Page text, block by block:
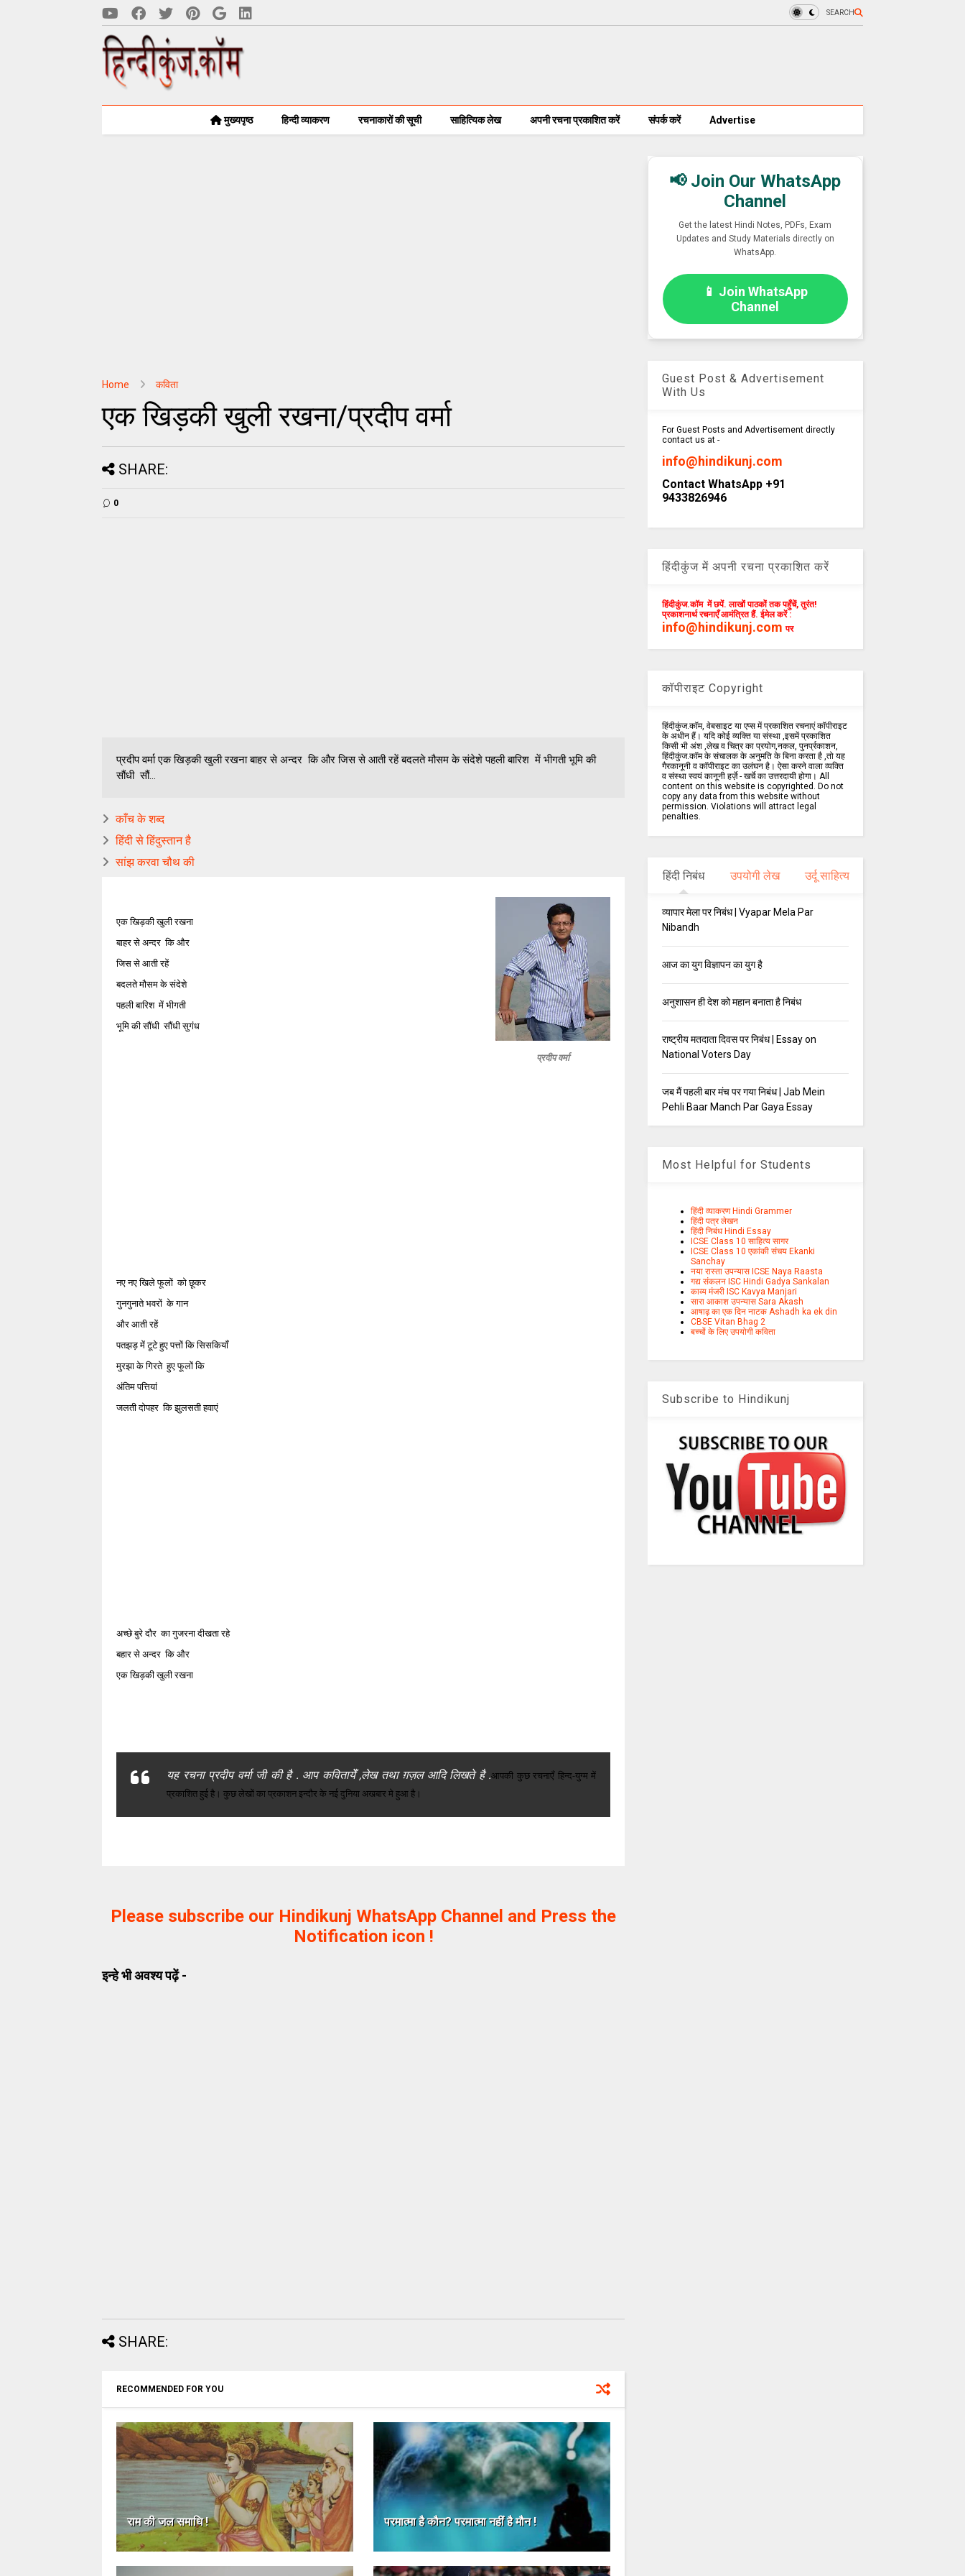
SEARCH
मुख्यपृष्ठ हिन्दी व्याकरण रचनाकारों की सूची साहित्यिक लेख अपनी रचना प्रकाशित करें संपर्क करें Advertise
Home कविता
एक खिड़की खुली रखना/प्रदीप वर्मा
SHARE:
0
प्रदीप वर्मा एक खिड़की खुली रखना बाहर से अन्दर कि और जिस से आती रहें बदलते मौसम के संदेशे पहली बारिश में भीगती भूमि की
सौंधी सौं...
काँच के शब्द
हिंदी से हिंदुस्तान है
सांझ करवा चौथ की
प्रदीप वर्मा
एक खिड़की खुली रखना
बाहर से अन्दर कि और
जिस से आती रहें
बदलते मौसम के संदेशे
पहली बारिश में भीगती
भूमि की सौंधी सौंधी सुगंध
नए नए खिले फूलों को छूकर
गुनगुनाते भवरों के गान
और आती रहें
पतझड़ में टूटे हुए पत्तों कि सिसकियाँ
मुरझा के गिरते हुए फूलों कि
अंतिम पत्तियां
जलती दोपहर कि झुलसती हवाएं
अच्छे बुरे दौर का गुजरना दीखता रहे
बहार से अन्दर कि और
एक खिड़की खुली रखना
यह रचना प्रदीप वर्मा जी की है . आप कवितायेँ ,लेख तथा ग़ज़ल आदि लिखते है .आपकी कुछ रचनाएँ हिन्द-युग्म में
प्रकाशित हुई है। कुछ लेखों का प्रकाशन इन्दौर के नई दुनिया अखबार मे हुआ है।
Please subscribe our Hindikunj WhatsApp Channel and Press the
Notification icon !
इन्हे भी अवश्य पढ़ें -
SHARE:
RECOMMENDED FOR YOU
राम की जल समाधि ! परमात्मा है कौन? परमात्मा नहीं है मौन !
📢 Join Our WhatsApp
Channel
Get the latest Hindi Notes, PDFs, Exam
Updates and Study Materials directly on
WhatsApp.
📱 Join WhatsApp
Channel
Guest Post & Advertisement
With Us
For Guest Posts and Advertisement directly
contact us at -
info@hindikunj.com
Contact WhatsApp +91
9433826946
हिंदीकुंज में अपनी रचना प्रकाशित करें
हिंदीकुंज.कॉम में छपें. लाखों पाठकों तक पहुँचें, तुरंत!
प्रकाशनार्थ रचनाएँ आमंत्रित हैं. ईमेल करें :
info@hindikunj.com पर
कॉपीराइट Copyright
हिंदीकुंज.कॉम, वेबसाइट या एप्स में प्रकाशित रचनाएं कॉपीराइट
के अधीन हैं। यदि कोई व्यक्ति या संस्था ,इसमें प्रकाशित
किसी भी अंश ,लेख व चित्र का प्रयोग,नकल, पुनर्प्रकाशन,
हिंदीकुंज.कॉम के संचालक के अनुमति के बिना करता है ,तो यह
गैरकानूनी व कॉपीराइट का उलंघन है। ऐसा करने वाला व्यक्ति
व संस्था स्वयं कानूनी हर्ज़े - खर्चे का उत्तरदायी होगा। All
content on this website is copyrighted. Do not
copy any data from this website without
permission. Violations will attract legal
penalties.
हिंदी निबंध उपयोगी लेख उर्दू साहित्य
व्यापार मेला पर निबंध | Vyapar Mela Par
Nibandh
आज का युग विज्ञापन का युग है
अनुशासन ही देश को महान बनाता है निबंध
राष्ट्रीय मतदाता दिवस पर निबंध | Essay on
National Voters Day
जब मैं पहली बार मंच पर गया निबंध | Jab Mein
Pehli Baar Manch Par Gaya Essay
Most Helpful for Students
हिंदी व्याकरण Hindi Grammer
हिंदी पत्र लेखन
हिंदी निबंध Hindi Essay
ICSE Class 10 साहित्य सागर
ICSE Class 10 एकांकी संचय Ekanki
Sanchay
नया रास्ता उपन्यास ICSE Naya Raasta
गद्य संकलन ISC Hindi Gadya Sankalan
काव्य मंजरी ISC Kavya Manjari
सारा आकाश उपन्यास Sara Akash
आषाढ़ का एक दिन नाटक Ashadh ka ek din
CBSE Vitan Bhag 2
बच्चों के लिए उपयोगी कविता
Subscribe to Hindikunj